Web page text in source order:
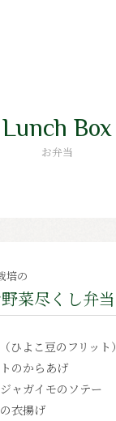
Lunch Box
お弁当
培の
菜尽くし弁当
ひよこ豆のフリット）
のからあげ
ャガイモのソテー
衣揚げ